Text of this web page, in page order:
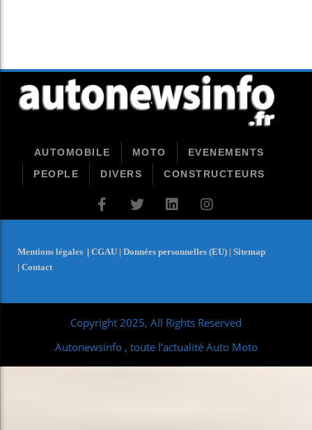
AUTOMOBILE MOTO
EVENEMENTS
PEOPLE
DIVERS CONSTRUCTEURS
Mentions légales | CGAU | Données personnelles (EU) | Sitemap
| Contact
Copyright 2025, All Rights Reserved
Autonewsinfo , toute l'actualité Auto Moto